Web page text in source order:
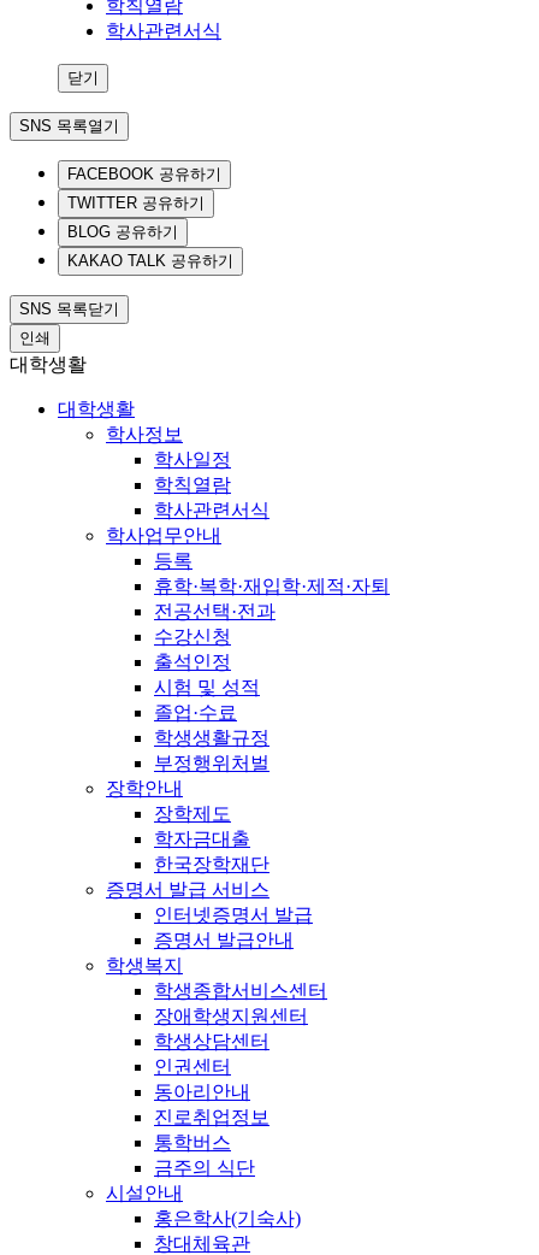
학칙열람
학사관련서식
닫기
SNS 목록열기
FACEBOOK 공유하기
TWITTER 공유하기
BLOG 공유하기
KAKAO TALK 공유하기
SNS 목록닫기
인쇄
대학생활
대학생활
학사정보
학사일정
학칙열람
학사관련서식
학사업무안내
등록
휴학·복학·재입학·제적·자퇴
전공선택·전과
수강신청
출석인정
시험 및 성적
졸업·수료
학생생활규정
부정행위처벌
장학안내
장학제도
학자금대출
한국장학재단
증명서 발급 서비스
인터넷증명서 발급
증명서 발급안내
학생복지
학생종합서비스센터
장애학생지원센터
학생상담센터
인권센터
동아리안내
진로취업정보
통학버스
금주의 식단
시설안내
홍은학사(기숙사)
창대체육관